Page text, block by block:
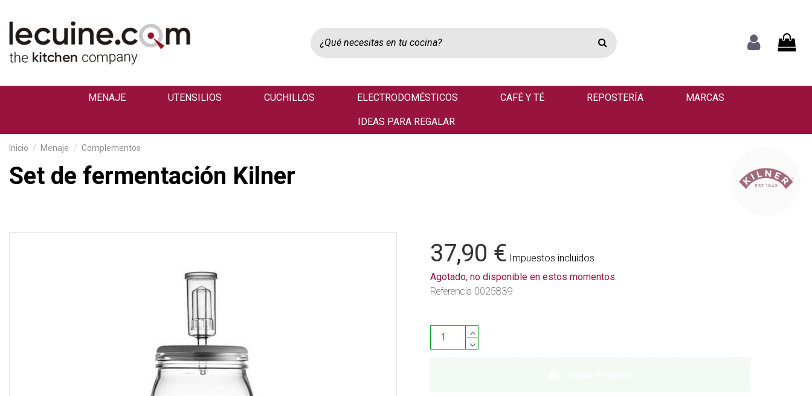
MENAJE UTENSILIOS CUCHILLOS ELECTRODOMÉSTICOS CAFÉ Y TÉ REPOSTERÍA MARCAS
IDEAS PARA REGALAR
Inicio Menaje Complementos
Set de fermentación Kilner
37,90 € Impuestos incluidos
Agotado, no disponible en estos momentos.
Referencia 0025839